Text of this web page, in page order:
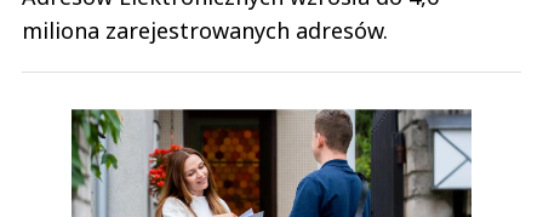
miliona zarejestrowanych adresów.